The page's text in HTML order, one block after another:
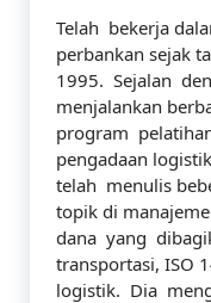
Telah bekerja
perbankan sejak
1995. Sejalan
menjalankan
program
pengadaan
telah menulis
topik di
dana yang
transportasi, ISO
logistik. Dia